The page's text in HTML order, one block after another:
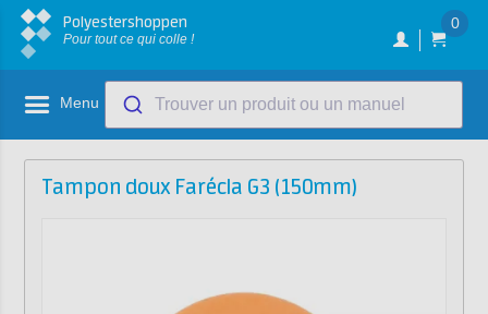
Polyestershoppen
Pour tout ce qui colle !
0
Menu Trouver un produit ou un manuel
Tampon doux Farécla G3 (150mm)